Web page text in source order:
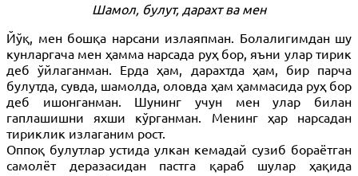
Шамол, булут, дарахт ва мен
Йўқ, мен бошқа нарсани излаяпман. Болалигимдан шу
кунларгача мен ҳамма нарсада руҳ бор, яъни улар тирик
деб ўйлаганман. Ерда ҳам, дарахтда ҳам, бир парча
булутда, сувда, шамолда, оловда ҳам ҳаммасида руҳ бор
деб ишонганман. Шунинг учун мен улар билан
гаплашишни яхши кўрганман. Менинг ҳар нарсадан
тириклик излаганим рост.
Оппоқ булутлар устида улкан кемадай сузиб бораётган
самолёт деразасидан пастга қараб шулар ҳақида